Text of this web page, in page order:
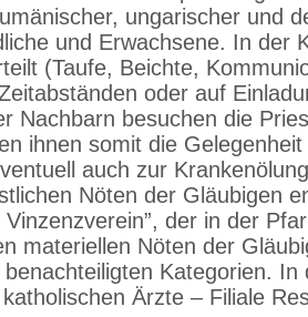
ungarischer und
und Erwachsene. In der
(Taufe, Beichte,
oder auf
Nachbarn besuchen die
ihnen somit die
auch zur
Nöten der Gläubigen
Vinzenzverein”, der in der
materiellen Nöten der
Kategorien.
Ärzte – Filiale